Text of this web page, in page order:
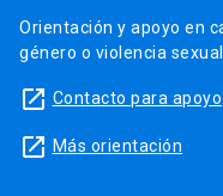
Orientación y apoyo en
género o violencia
launch Contacto para apoyo
launch Más orientación